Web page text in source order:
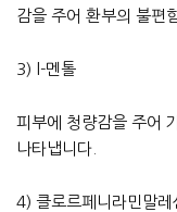
감을 주어 환부의 불편
3) l-멘톨
피부에 청량감을 주어
나타냅니다.
4) 클로르페니라민말레